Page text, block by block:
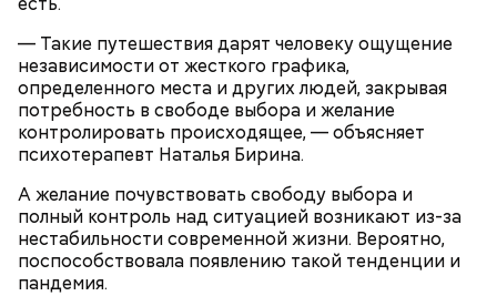
— Такие путешествия дарят человеку ощущение
независимости от жесткого графика,
определенного места и других людей, закрывая
потребность в свободе выбора и желание
контролировать происходящее, — объясняет
психотерапевт Наталья Бирина.
А желание почувствовать свободу выбора и
полный контроль над ситуацией возникают из-за
нестабильности современной жизни. Вероятно,
поспособствовала появлению такой тенденции и
пандемия.
День попутного ветра, как правило, отмечают в
прибрежных городах. Там 10 августа
устраиваются соревнования по парусным видам
спорта. Также в этот праздник проходят
тематические концерты, посвященные
профессиям, связанным с морем.